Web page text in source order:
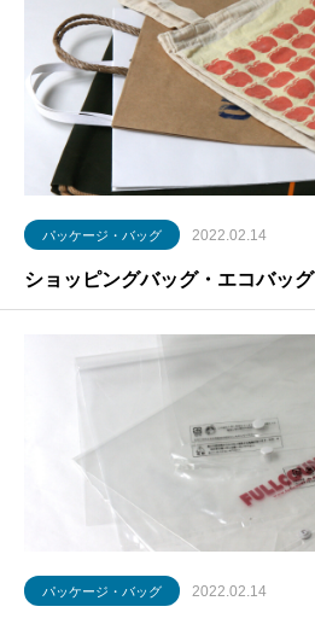
パッケージ・バッグ 2022.02.14
ショッピングバッグ・エコバッグ
パッケージ・バッグ 2022.02.14